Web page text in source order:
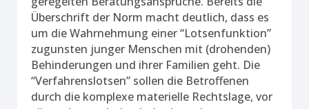
Überschrift der Norm macht deutlich, dass es
um die Wahrnehmung einer “Lotsenfunktion”
zugunsten junger Menschen mit (drohenden)
Behinderungen und ihrer Familien geht. Die
“Verfahrenslotsen” sollen die Betroffenen
durch die komplexe materielle Rechtslage, vor